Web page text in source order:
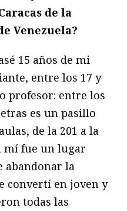
de la
Venezuela?
15 años de mi
entre los 17 y
profesor: entre los
es un pasillo
de la 201 a la
mí fue un lugar
abandonar la
convertí en joven y
todas las